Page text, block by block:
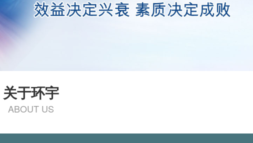
关于环宇
ABOUT US